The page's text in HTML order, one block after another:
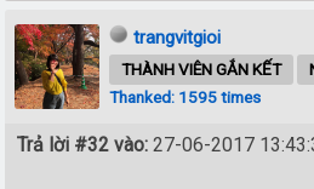
trangvitgioi
THÀNH VIÊN GẮN KẾT
Thanked: 1595 times
Trả lời #32 vào: 27-06-2017